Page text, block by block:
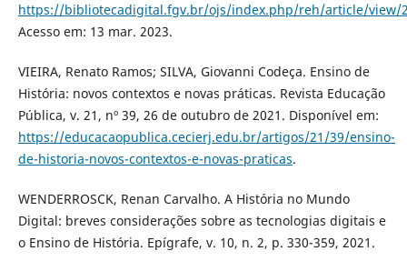
https://bibliotecadigital.fgv.br/ojs/index.php/reh/article/view/
Acesso em: 13 mar. 2023.
VIEIRA, Renato Ramos; SILVA, Giovanni Codeça. Ensino de
História: novos contextos e novas práticas. Revista Educação
Pública, v. 21, nº 39, 26 de outubro de 2021. Disponível em:
https://educacaopublica.cecierj.edu.br/artigos/21/39/ensino-
de-historia-novos-contextos-e-novas-praticas.
WENDERROSCK, Renan Carvalho. A História no Mundo
Digital: breves considerações sobre as tecnologias digitais e
o Ensino de História. Epígrafe, v. 10, n. 2, p. 330-359, 2021.